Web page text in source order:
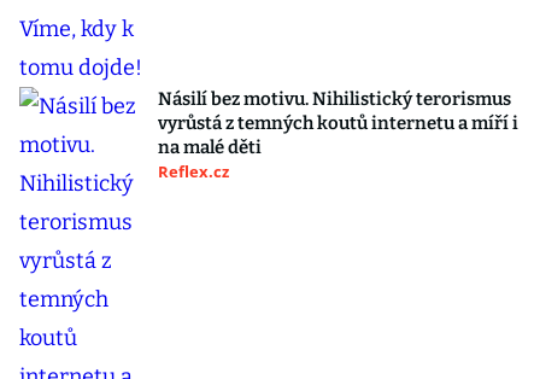
Násilí bez motivu. Nihilistický terorismus
vyrůstá z temných koutů internetu a míří i
na malé děti
Reflex.cz